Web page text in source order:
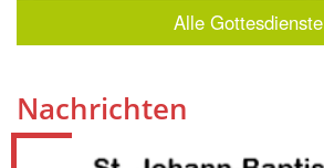
Alle Gottesdienste
Nachrichten